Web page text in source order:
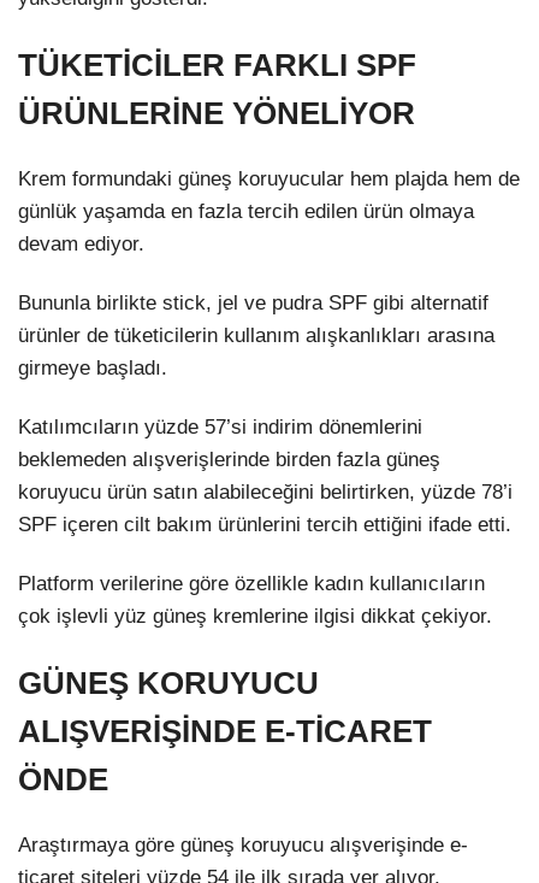
TÜKETİCİLER FARKLI SPF
ÜRÜNLERİNE YÖNELİYOR
Krem formundaki güneş koruyucular hem plajda hem de
günlük yaşamda en fazla tercih edilen ürün olmaya
devam ediyor.
Bununla birlikte stick, jel ve pudra SPF gibi alternatif
ürünler de tüketicilerin kullanım alışkanlıkları arasına
girmeye başladı.
Katılımcıların yüzde 57’si indirim dönemlerini
beklemeden alışverişlerinde birden fazla güneş
koruyucu ürün satın alabileceğini belirtirken, yüzde 78’i
SPF içeren cilt bakım ürünlerini tercih ettiğini ifade etti.
Platform verilerine göre özellikle kadın kullanıcıların
çok işlevli yüz güneş kremlerine ilgisi dikkat çekiyor.
GÜNEŞ KORUYUCU
ALIŞVERİŞİNDE E-TİCARET
ÖNDE
Araştırmaya göre güneş koruyucu alışverişinde e-
ticaret siteleri yüzde 54 ile ilk sırada yer alıyor.